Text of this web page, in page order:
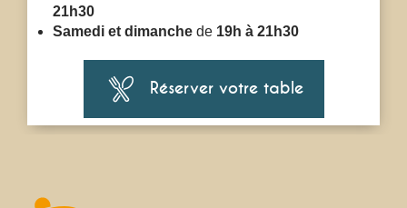
21h30
Samedi et dimanche de 19h à 21h30
Réserver votre table